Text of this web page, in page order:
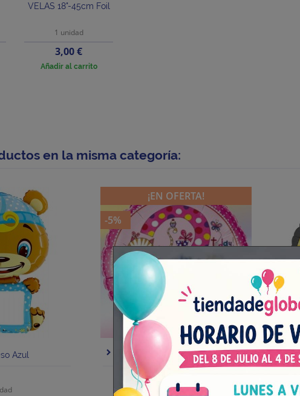
VELAS 18"-45cm Foil
1 unidad
Precio
3,00 €
Añadir al carrito
en la misma categoría:
Azul Globo 2 Años Rachel Gatos Foil
1 unidad
¡EN OFERTA!
-5%